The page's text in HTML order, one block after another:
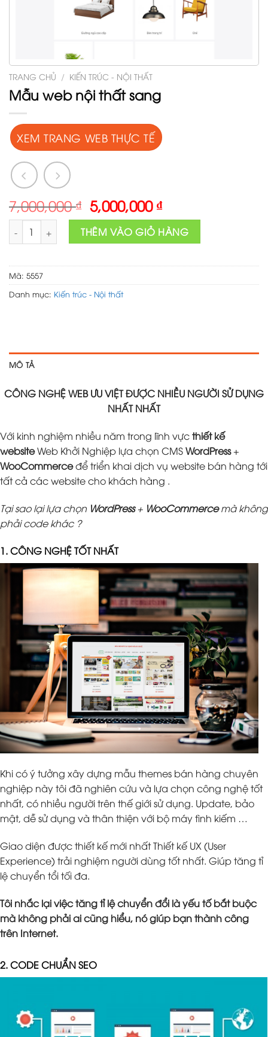
TRANG CHỦ / KIẾN TRÚC - NỘI THẤT
Mẫu web nội thất sang
XEM TRANG WEB THỰC TẾ
7,000,000₫ Original
price
was:
7,000,000 ₫.
5,000,000₫Current
price
is:
5,000,000 ₫.
Mẫu web nội thất sang số lượng
THÊM VÀO GIỎ HÀNG
Mã: 5557
Danh mục: Kiến trúc - Nội thất
MÔ TẢ
CÔNG NGHỆ WEB ƯU VIỆT ĐƯỢC NHIỀU NGƯỜI SỬ DỤNG
NHẤT NHẤT
Với kinh nghiệm nhiều năm trong lĩnh vựcthiết kế
websiteWeb Khởi Nghiệp lựa chọn CMSWordPress+
WooCommerceđể triển khai dịch vụ website bán hàng tới
tất cả các website cho khách hàng .
Tại sao lại lựa chọn WordPress+ WooCommercemà không
phải code khác ?
1. CÔNG NGHỆ TỐT NHẤT
Khi có ý tưởng xây dựng mẫu themes bán hàng chuyên
nghiệp này tôi đã nghiên cứu và lựa chọn công nghệ tốt
nhất, có nhiều người trên thế giới sử dụng. Update, bảo
mật, dễ sử dụng và thân thiện với bộ máy tình kiếm …
Giao diện được thiết kế mới nhất Thiết kế UX (User
Experience) trải nghiệm người dùng tốt nhất. Giúp tăng tỉ
lệ chuyển tổi tối đa.
Tôi nhắc lại việc tăng tỉ lệ chuyển đổi là yếu tố bắt buộc
mà không phải ai cũng hiểu, nó giúp bạn thành công
trên Internet.
2. CODE CHUẨN SEO